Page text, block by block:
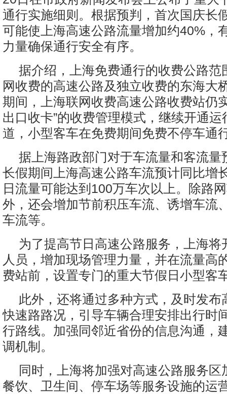
通行实施细则。根据预判，首次国庆长
可能使上海高速公路流量增加约40%，
力量确保通行安全有序。
据介绍，上海免费通行的收费公路范
网收费的高速公路及独立收费的东海大
期间，上海联网收费高速公路收费站仍
出口收卡”的收费管理模式，继续开通
道，小型客车在免费期间免费不停车通
据上海路政部门对于车流量和客流量
长假期间上海高速公路车流预计同比增
日流量可能达到100万车次以上。除路
外，还会增加节前积压车流、诱增车流
车流等。
为了提高节日高速公路服务，上海将
人员，增加现场管理力量，并在流量高
费站前，设置专门的重大节假日小型客
此外，还将通过多种方式，及时发布
快速路路况，引导车辆合理安排出行时
行路线。加强同邻近省份的信息沟通，
调机制。
同时，上海将加强对高速公路服务区
餐饮、卫生间、停车场等服务设施的运